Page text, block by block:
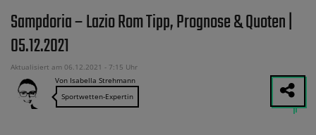
Sampdoria – Lazio Rom Tipp, Prognose & Quoten |
05.12.2021
Aktualisiert am 06.12.2021 - 7:15 Uhr
Von Isabella Strehmann
Sportwetten-Expertin